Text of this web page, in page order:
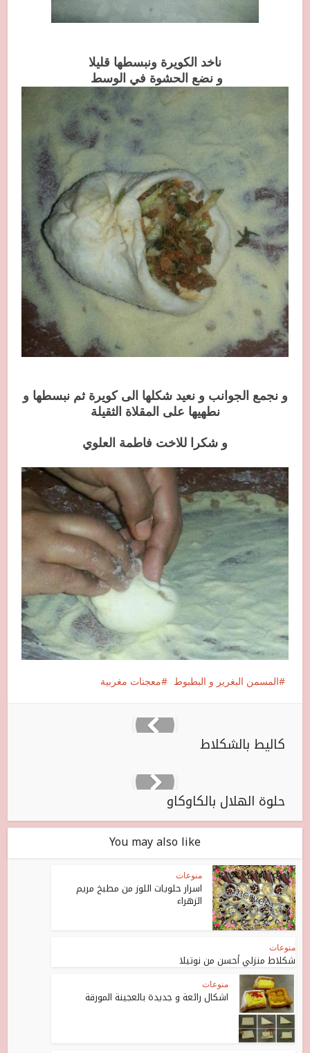
ناخد الكويرة ونبسطها قليلا
و نضع الحشوة في الوسط
و نجمع الجوانب و نعيد شكلها الى كويرة ثم نبسطها و
نطهيها على المقلاة الثقيلة
و شكرا للاخت فاطمة العلوي
المسمن البغرير و البطبوط معجنات مغربية
كاليط بالشكلاط
حلوة الهلال بالكاوكاو
You may also like
منوعات
اسرار حلويات اللوز من مطبخ مريم
الزهراء
منوعات
شكلاط منزلي أحسن من نوتيلا
منوعات
اشكال رائعة و جديدة بالعجينة المورقة